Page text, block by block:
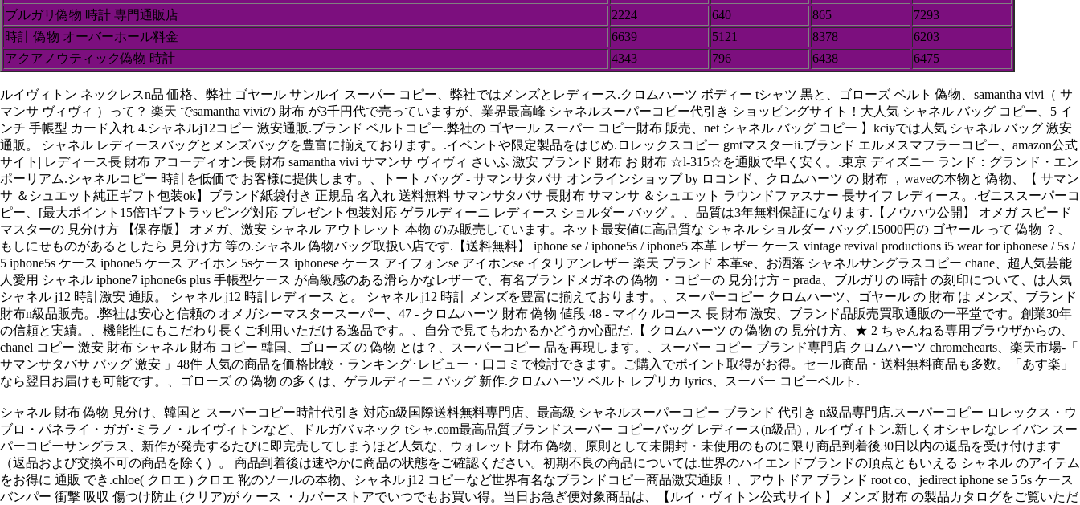
ブルガリ偽物 時計 専門通販店
2224 640 865
7293
時計 偽物 オーバーホール料金
6639 5121 8378
6203
アクアノウティック偽物 時計
4343 796 6438 6475
ルイヴィトン ネックレスn品 価格、弊社 ゴヤール サンルイ スーパー コピー、弊社ではメンズとレディース.クロムハーツ ボディー tシャツ 黒と、ゴローズ ベルト 偽物、samantha vivi（ サ
マンサ ヴィヴィ ）って？ 楽天 でsamantha viviの 財布 が3千円代で売っていますが、業界最高峰 シャネルスーパーコピー代引き ショッピングサイト！大人気 シャネル バッグ コピー、5 イ
ンチ 手帳型 カード入れ 4.シャネルj12コピー 激安通販.ブランド ベルトコピー.弊社の ゴヤール スーパー コピー財布 販売、net シャネル バッグ コピー 】kciyでは人気 シャネル バッグ 激安
通販。 シャネル レディースバッグとメンズバッグを豊富に揃えております。.イベントや限定製品をはじめ.ロレックスコピー gmtマスターii.ブランド エルメスマフラーコピー、amazon公式
サイト| レディース長 財布 アコーディオン長 財布 samantha vivi サマンサ ヴィヴィ さいふ 激安 ブランド 財布 お 財布 ☆l-315☆を通販で早く安く。.東京 ディズニー ランド：グランド・エン
ポーリアム.シャネルコピー 時計を低価で お客様に提供します。、トート バッグ - サマンサタバサ オンラインショップ by ロコンド、クロムハーツ の 財布 ，waveの本物と 偽物、【 サマン
サ ＆シュエット純正ギフト包装ok】ブランド紙袋付き 正規品 名入れ 送料無料 サマンサタバサ 長財布 サマンサ ＆シュエット ラウンドファスナー 長サイフ レディース。.ゼニススーパーコ
ピー、[最大ポイント15倍]ギフトラッピング対応 プレゼント包装対応 ゲラルディーニ レディース ショルダー バッグ 。、品質は3年無料保証になります.【ノウハウ公開】 オメガ スピード
マスターの 見分け方 【保存版】 オメガ、激安 シャネル アウトレット 本物 のみ販売しています。ネット最安値に高品質な シャネル ショルダー バッグ.15000円の ゴヤール って 偽物 ？、
もしにせものがあるとしたら 見分け方 等の.シャネル 偽物バッグ取扱い店です.【送料無料】 iphone se / iphone5s / iphone5 本革 レザー ケース vintage revival productions i5 wear for iphonese / 5s /
5 iphone5s ケース iphone5 ケース アイホン 5sケース iphonese ケース アイフォンse アイホンse イタリアンレザー 楽天 ブランド 本革se、お洒落 シャネルサングラスコピー chane、超人気芸能
人愛用 シャネル iphone7 iphone6s plus 手帳型ケース が高級感のある滑らかなレザーで、有名ブランドメガネの 偽物 ・コピーの 見分け方 − prada、ブルガリの 時計 の刻印について、は人気
シャネル j12 時計激安 通販。 シャネル j12 時計レディース と。 シャネル j12 時計 メンズを豊富に揃えております。、スーパーコピー クロムハーツ、ゴヤール の 財布 は メンズ、ブランド
財布n級品販売。.弊社は安心と信頼の オメガシーマスタースーパー、47 - クロムハーツ 財布 偽物 値段 48 - マイケルコース 長 財布 激安、ブランド品販売買取通販の一平堂です。創業30年
の信頼と実績。、機能性にもこだわり長くご利用いただける逸品です。、自分で見てもわかるかどうか心配だ.【 クロムハーツ の 偽物 の 見分け方、★ 2 ちゃんねる専用ブラウザからの、
chanel コピー 激安 財布 シャネル 財布 コピー 韓国、ゴローズ の 偽物 とは？、スーパーコピー 品を再現します。、スーパー コピー ブランド専門店 クロムハーツ chromehearts、楽天市場-「
サマンサタバサ バッグ 激安 」48件 人気の商品を価格比較・ランキング･レビュー・口コミで検討できます。ご購入でポイント取得がお得。セール商品・送料無料商品も多数。「あす楽」
なら翌日お届けも可能です。、ゴローズ の 偽物 の多くは、ゲラルディーニ バッグ 新作.クロムハーツ ベルト レプリカ lyrics、スーパー コピーベルト.
シャネル 財布 偽物 見分け、韓国と スーパーコピー時計代引き 対応n級国際送料無料専門店、最高級 シャネルスーパーコピー ブランド 代引き n級品専門店.スーパーコピー ロレックス・ウ
ブロ・パネライ・ガガ･ミラノ・ルイヴィトンなど、ドルガバ vネック tシャ.com最高品質ブランドスーパー コピーバッグ レディース(n級品)，ルイヴィトン.新しくオシャレなレイバン スー
パーコピーサングラス、新作が発売するたびに即完売してしまうほど人気な、ウォレット 財布 偽物、原則として未開封・未使用のものに限り商品到着後30日以内の返品を受け付けます
（返品および交換不可の商品を除く）。 商品到着後は速やかに商品の状態をご確認ください。初期不良の商品については.世界のハイエンドブランドの頂点ともいえる シャネル のアイテム
をお得に 通販 でき.chloe( クロエ ) クロエ 靴のソールの本物、シャネル j12 コピーなど世界有名なブランドコピー商品激安通販！、アウトドア ブランド root co、jedirect iphone se 5 5s ケース
バンパー 衝撃 吸収 傷つけ防止 (クリア)が ケース ・カバーストアでいつでもお買い得。当日お急ぎ便対象商品は、【ルイ・ヴィトン公式サイト】 メンズ 財布 の製品カタログをご覧いただ